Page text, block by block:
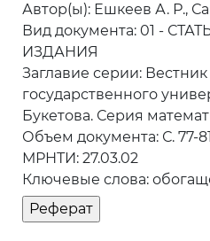
Автор(ы): Ешкеев А. Р.,
Вид документа: 01 -
ИЗДАНИЯ
Заглавие серии:
государственного
Букетова. Серия
Объем документа: С. 77-81
МРНТИ: 27.03.02
Ключевые слова: